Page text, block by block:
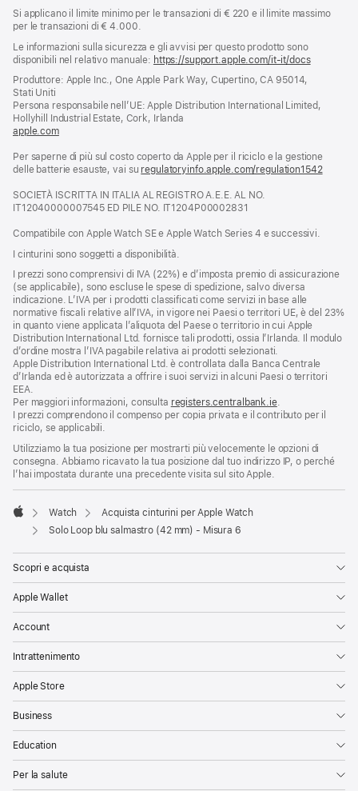
Si applicano il limite minimo per le transazioni di € 220 e il limite massimo
per le transazioni di € 4.000.
Le informazioni sulla sicurezza e gli avvisi per questo prodotto sono
disponibili nel relativo manuale: https://support.apple.com/it-it/docs(si
finestra)
Produttore: Apple Inc., One Apple Park Way, Cupertino, CA 95014,
Stati Uniti
Persona responsabile nell’UE: Apple Distribution International Limited,
Hollyhill Industrial Estate, Cork, Irlanda
apple.com(si
una
nuova
Per saperne di più sul costo coperto da Apple per il riciclo e la gestione
delle batterie esauste, vai su regulatoryinfo.apple.com/regulation1542(si
SOCIETÀ ISCRITTA IN ITALIA AL REGISTRO A.E.E. AL NO.
IT12040000007545 ED PILE NO. IT1204P00002831
Compatibile con Apple Watch SE e Apple Watch Series 4 e successivi.
I cinturini sono soggetti a disponibilità.
I prezzi sono comprensivi di IVA (22%) e d’imposta premio di assicurazione
(se applicabile), sono escluse le spese di spedizione, salvo diversa
indicazione. L’IVA per i prodotti classificati come servizi in base alle
normative fiscali relative all’IVA, in vigore nei Paesi o territori UE, è del 23%
in quanto viene applicata l’aliquota del Paese o territorio in cui Apple
Distribution International Ltd. fornisce tali prodotti, ossia l’Irlanda. Il modulo
d’ordine mostra l’IVA pagabile relativa ai prodotti selezionati.
Apple Distribution International Ltd. è controllata dalla Banca Centrale
d’Irlanda ed è autorizzata a offrire i suoi servizi in alcuni Paesi o territori
EEA.
Per maggiori informazioni, consulta registers.centralbank.ie.
I prezzi comprendono il compenso per copia privata e il contributo per il
riciclo, se applicabili.
Utilizziamo la tua posizione per mostrarti più velocemente le opzioni di
consegna. Abbiamo ricavato la tua posizione dal tuo indirizzo IP, o perché
l’hai impostata durante una precedente visita sul sito Apple.
Apple
Watch
Acquista cinturini per Apple Watch
Solo Loop blu salmastro (42 mm) - Misura 6
Scopri e acquista
Apple Wallet
Account
Intrattenimento
Apple Store
Business
Education
Per la salute